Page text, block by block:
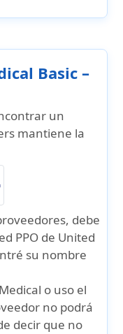
Basic –
un
mantiene la
debe
PPO de United
su nombre
o uso el
no podrá
decir que no